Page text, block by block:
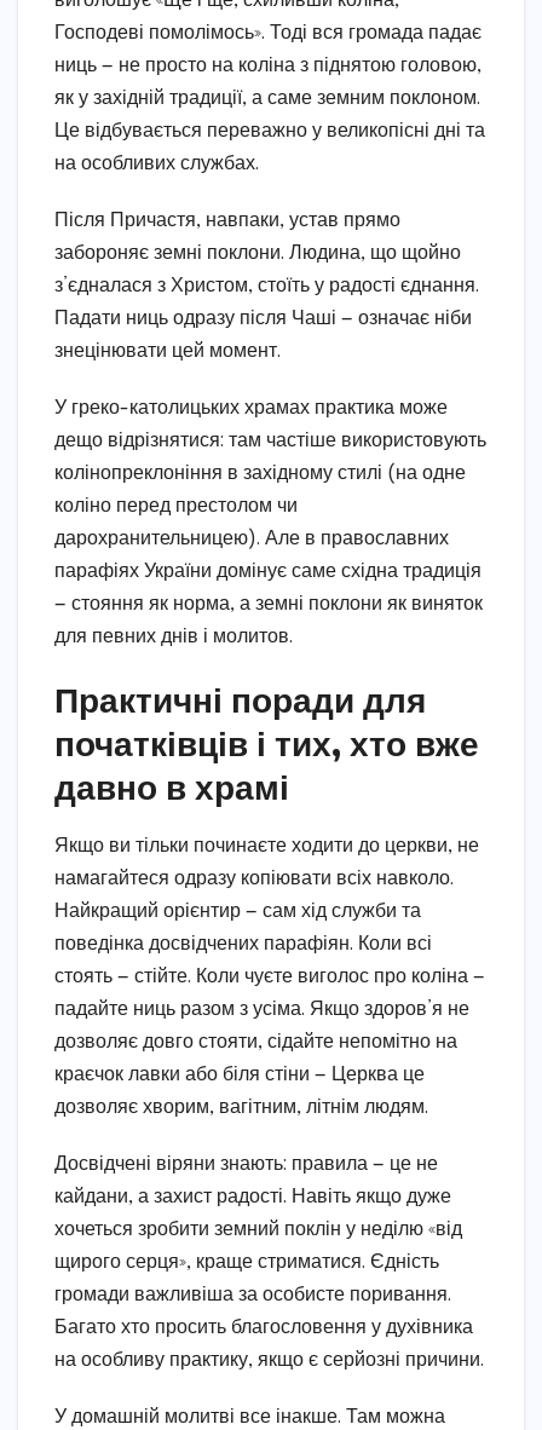
Господеві помолімось». Тоді вся громада падає
ниць — не просто на коліна з піднятою головою,
як у західній традиції, а саме земним поклоном.
Це відбувається переважно у великопісні дні та
на особливих службах.
Після Причастя, навпаки, устав прямо
забороняє земні поклони. Людина, що щойно
з’єдналася з Христом, стоїть у радості єднання.
Падати ниць одразу після Чаші — означає ніби
знецінювати цей момент.
У греко-католицьких храмах практика може
дещо відрізнятися: там частіше використовують
колінопреклоніння в західному стилі (на одне
коліно перед престолом чи
дарохранительницею). Але в православних
парафіях України домінує саме східна традиція
— стояння як норма, а земні поклони як виняток
для певних днів і молитов.
Практичні поради для
початківців і тих, хто вже
давно в храмі
Якщо ви тільки починаєте ходити до церкви, не
намагайтеся одразу копіювати всіх навколо.
Найкращий орієнтир — сам хід служби та
поведінка досвідчених парафіян. Коли всі
стоять — стійте. Коли чуєте виголос про коліна —
падайте ниць разом з усіма. Якщо здоров’я не
дозволяє довго стояти, сідайте непомітно на
краєчок лавки або біля стіни — Церква це
дозволяє хворим, вагітним, літнім людям.
Досвідчені віряни знають: правила — це не
кайдани, а захист радості. Навіть якщо дуже
хочеться зробити земний поклін у неділю «від
щирого серця», краще стриматися. Єдність
громади важливіша за особисте поривання.
Багато хто просить благословення у духівника
на особливу практику, якщо є серйозні причини.
У домашній молитві все інакше. Там можна